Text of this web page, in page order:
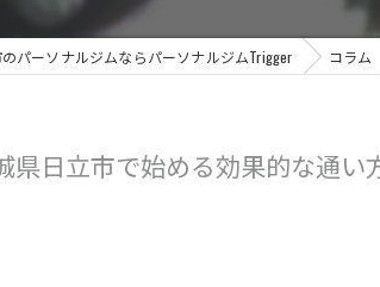
パーソナルジムならパーソナルジムTrigger コラム
県日立市で始める効果的な通